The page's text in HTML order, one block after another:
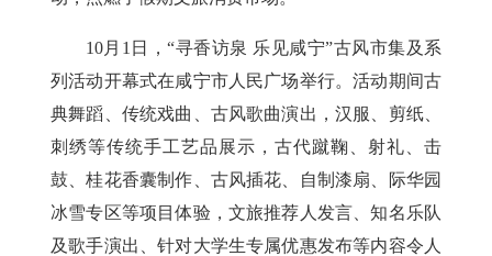
10月1日，“寻香访泉 乐见咸宁”古风市集及系
列活动开幕式在咸宁市人民广场举行。活动期间古
典舞蹈、传统戏曲、古风歌曲演出，汉服、剪纸、
刺绣等传统手工艺品展示，古代蹴鞠、射礼、击
鼓、桂花香囊制作、古风插花、自制漆扇、际华园
冰雪专区等项目体验，文旅推荐人发言、知名乐队
及歌手演出、针对大学生专属优惠发布等内容令人